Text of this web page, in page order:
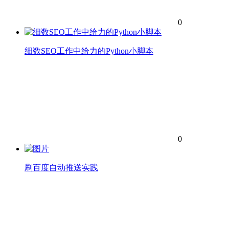
0
细数SEO工作中给力的Python小脚本
0
刷百度自动推送实践